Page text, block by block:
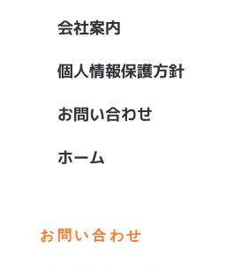
会社案内
個人情報保護方針
お問い合わせ
ホーム
お問い合わせ